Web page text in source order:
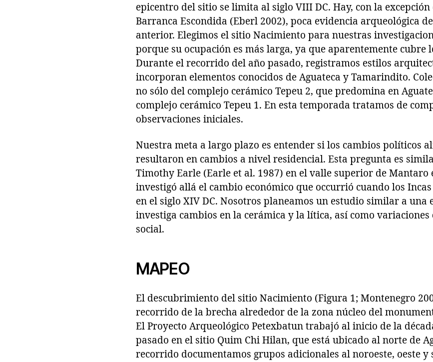
epicentro del sitio se limita al siglo VIII DC. Hay, con la excepción
Barranca Escondida (Eberl 2002), poca evidencia arqueológica
anterior. Elegimos el sitio Nacimiento para nuestras
porque su ocupación es más larga, ya que aparentemente cubre
Durante el recorrido del año pasado, registramos estilos
incorporan elementos conocidos de Aguateca y Tamarindito.
no sólo del complejo cerámico Tepeu 2, que predomina en
complejo cerámico Tepeu 1. En esta temporada tratamos de
observaciones iniciales.
Nuestra meta a largo plazo es entender si los cambios políticos
resultaron en cambios a nivel residencial. Esta pregunta es
Timothy Earle (Earle et al. 1987) en el valle superior de Mantaro
investigó allá el cambio económico que occurrió cuando los
en el siglo XIV DC. Nosotros planeamos un estudio similar a una
investiga cambios en la cerámica y la lítica, así como
social.
MAPEO
El descubrimiento del sitio Nacimiento (Figura 1; Montenegro
recorrido de la brecha alrededor de la zona núcleo del
El Proyecto Arqueológico Petexbatun trabajó al inicio de la
pasado en el sitio Quim Chi Hilan, que está ubicado al norte de
recorrido documentamos grupos adicionales al noroeste, oeste y